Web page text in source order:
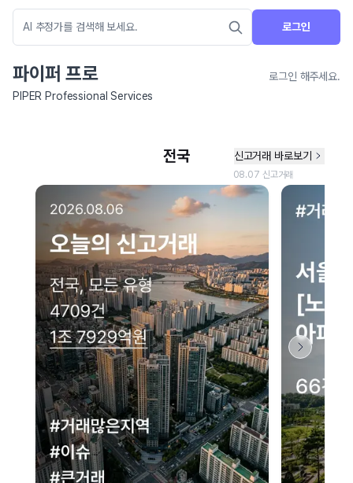
로그인
파이퍼 프로
로그인 해주세요.
PIPER Professional Services
네이버 지도 연결 안내
현재 네이버 지도 연결이 원활하지 않아 지도를 불러올 수 없습니다.
이용에 불편을 드려 죄송합니다.
다시 시도